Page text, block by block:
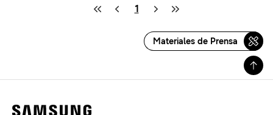
1
Materiales de Prensa